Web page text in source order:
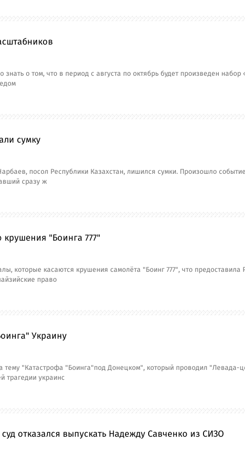
о том, что в период с августа по октябрь будет произведен набор
сумку
посол Республики Казахстан, лишился сумки. Произошло
сразу ж
"Боинга 777"
которые касаются крушения самолёта "Боинг 777", что предоставила
право
Украину
тему "Катастрофа "Боинга"под Донецком", который проводил "Левада-
трагедии украинс
отказался выпускать Надежду Савченко из СИЗО